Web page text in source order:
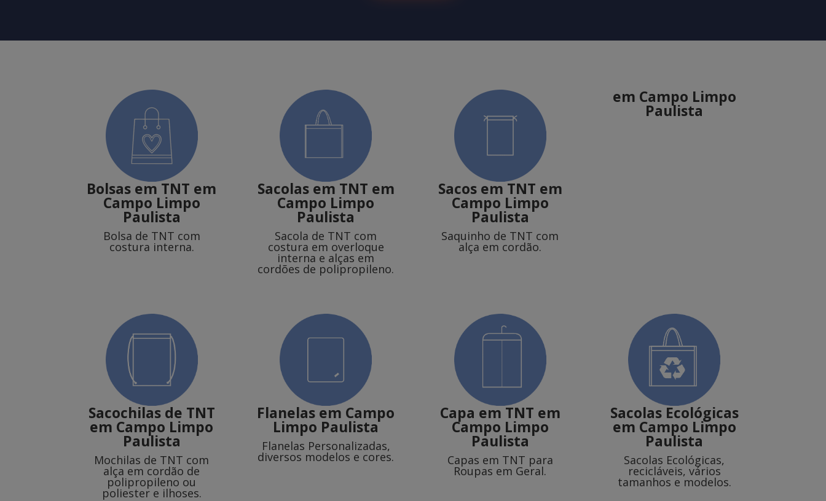
Bolsas em TNT em
Campo Limpo
Paulista
Bolsa de TNT com
costura interna.
Sacolas em TNT em
Campo Limpo
Paulista
Sacola de TNT com
costura em overloque
interna e alças em
cordões de polipropileno.
Sacos em TNT em
Campo Limpo
Paulista
Saquinho de TNT com
alça em cordão.
em Campo Limpo
Paulista
Sacochilas de TNT
em Campo Limpo
Paulista
Mochilas de TNT com
alça em cordão de
polipropileno ou
poliester e ilhoses.
Flanelas em Campo
Limpo Paulista
Flanelas Personalizadas,
diversos modelos e cores.
Capa em TNT em
Campo Limpo
Paulista
Capas em TNT para
Roupas em Geral.
Sacolas Ecológicas
em Campo Limpo
Paulista
Sacolas Ecológicas,
recicláveis, vários
tamanhos e modelos.